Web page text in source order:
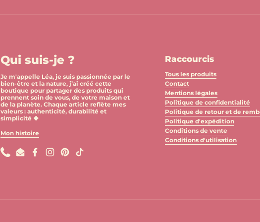
Qui suis-je ?
Je m'appelle Léa, je suis passionnée par le
bien-être et la nature, j’ai créé cette
boutique pour partager des produits qui
prennent soin de vous, de votre maison et
de la planète. Chaque article reflète mes
valeurs : authenticité, durabilité et
simplicité 🍀
Mon histoire
PhoneEmailFacebookInstagram
Pinterest
TikTok
Raccourcis
Tous les produits
Contact
Mentions légales
Politique de confidentialité
Politique de retour et de
Politique d'expédition
Conditions de vente
Conditions d'utilisation